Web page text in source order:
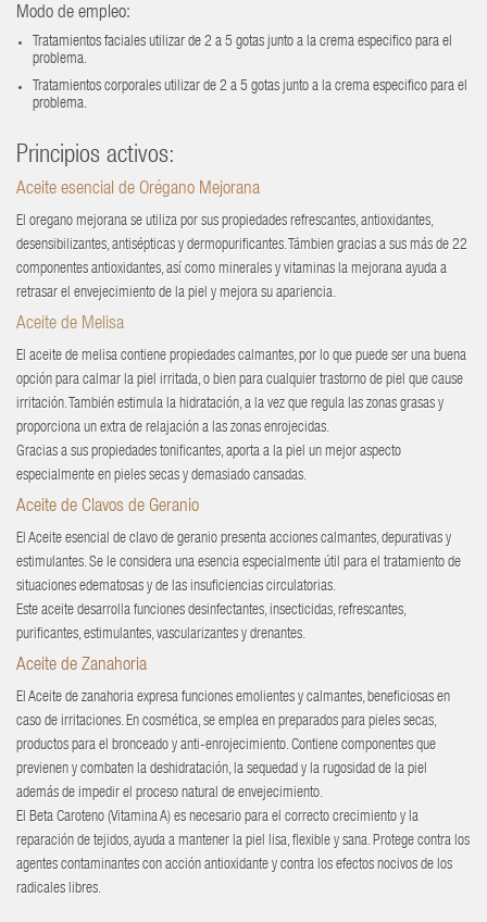
Modo de empleo:
Tratamientos faciales utilizar de 2 a 5 gotas junto a la crema especifico para el
problema.
Tratamientos corporales utilizar de 2 a 5 gotas junto a la crema especifico para el
problema.
Principios activos:
Aceite esencial de Orégano Mejorana
El oregano mejorana se utiliza por sus propiedades refrescantes, antioxidantes,
desensibilizantes, antisépticas y dermopurificantes. Támbien gracias a sus más de 22
componentes antioxidantes, así como minerales y vitaminas la mejorana ayuda a
retrasar el envejecimiento de la piel y mejora su apariencia.
Aceite de Melisa
El aceite de melisa contiene propiedades calmantes, por lo que puede ser una buena
opción para calmar la piel irritada, o bien para cualquier trastorno de piel que cause
irritación. También estimula la hidratación, a la vez que regula las zonas grasas y
proporciona un extra de relajación a las zonas enrojecidas.
Gracias a sus propiedades tonificantes, aporta a la piel un mejor aspecto
especialmente en pieles secas y demasiado cansadas.
Aceite de Clavos de Geranio
El Aceite esencial de clavo de geranio presenta acciones calmantes, depurativas y
estimulantes. Se le considera una esencia especialmente útil para el tratamiento de
situaciones edematosas y de las insuficiencias circulatorias.
Este aceite desarrolla funciones desinfectantes, insecticidas, refrescantes,
purificantes, estimulantes, vascularizantes y drenantes.
Aceite de Zanahoria
El Aceite de zanahoria expresa funciones emolientes y calmantes, beneficiosas en
caso de irritaciones. En cosmética, se emplea en preparados para pieles secas,
productos para el bronceado y anti-enrojecimiento. Contiene componentes que
previenen y combaten la deshidratación, la sequedad y la rugosidad de la piel
además de impedir el proceso natural de envejecimiento.
El Beta Caroteno (Vitamina A) es necesario para el correcto crecimiento y la
reparación de tejidos, ayuda a mantener la piel lisa, flexible y sana. Protege contra los
agentes contaminantes con acción antioxidante y contra los efectos nocivos de los
radicales libres.